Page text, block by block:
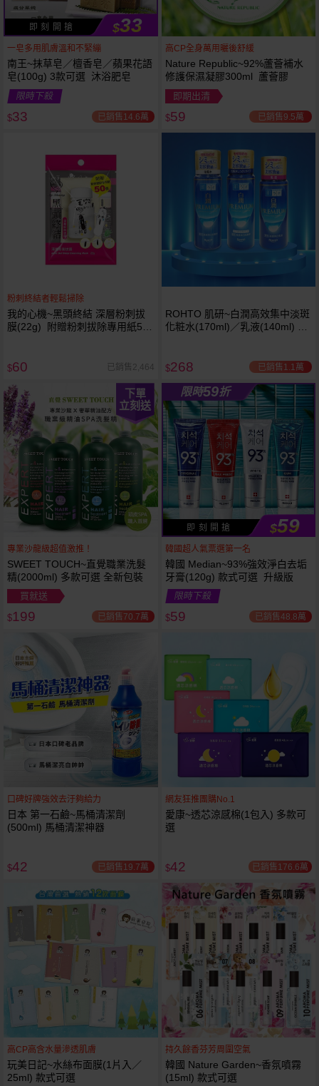
越多越
便宜
越多越
便宜
即 刻 開 搶 $33
一皂多用肌膚溫和不緊繃
南王~抹草皂／檀香皂／蘋果花語
皂(100g) 3款可選 沐浴肥皂
限時下殺
$33 已銷售14.6萬
高CP全身萬用曬後舒緩
Nature Republic~92%蘆薈補水
修護保濕凝膠300ml 蘆薈膠
即期出清
$59 已銷售9.5萬
粉刺終結者輕鬆掃除
我的心機~黑頭終結 深層粉刺拔
膜(22g) 附贈粉刺拔除專用紙50
$60 已銷售2,464
ROHTO 肌研~白潤高效集中淡斑
化粧水(170ml)／乳液(140ml) 款
$268 已銷售1.1萬
下單
立刻送
專業沙龍級超值激推！
SWEET TOUCH~直覺職業洗髮
精(2000ml) 多款可選 全新包裝
買就送
$199 已銷售70.7萬
限時59折
即 刻 開 搶 $59
韓國超人氣票選第一名
韓國 Median~93%強效淨白去垢
牙膏(120g) 款式可選 升級版
限時下殺
$59 已銷售48.8萬
口碑好牌強效去汙夠給力
日本 第一石鹼~馬桶清潔劑
(500ml) 馬桶清潔神器
$42 已銷售19.7萬
網友狂推團購No.1
愛康~透芯涼感棉(1包入) 多款可
選
$42 已銷售176.6萬
高CP高含水量滲透肌膚
玩美日記~水絲布面膜(1片入／
25ml) 款式可選
持久餘香芬芳周圍空氣
韓國 Nature Garden~香氛噴霧
(15ml) 款式可選